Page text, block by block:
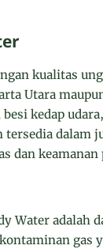
kualitas
Utara
kedap
dalam
dan keamanan
Water adalah